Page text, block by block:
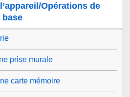
Opérations de
base
prise murale
carte mémoire